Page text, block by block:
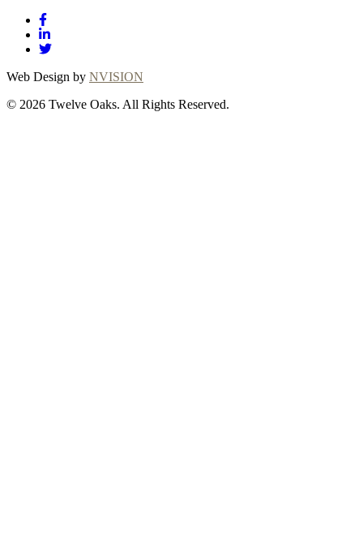
Web Design by NVISION
© 2026 Twelve Oaks. All Rights Reserved.